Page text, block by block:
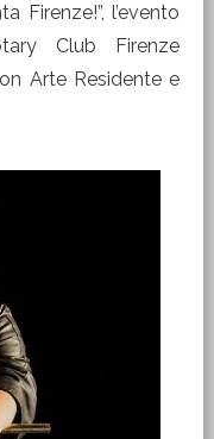
Firenze!”, l’evento
Club Firenze
Arte Residente e